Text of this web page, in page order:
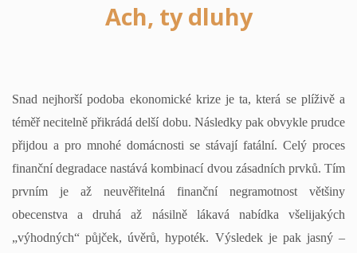
Ach, ty dluhy
Snad nejhorší podoba ekonomické krize je ta, která se plíživě a
téměř necitelně přikrádá delší dobu. Následky pak obvykle prudce
přijdou a pro mnohé domácnosti se stávají fatální. Celý proces
finanční degradace nastává kombinací dvou zásadních prvků. Tím
prvním je až neuvěřitelná finanční negramotnost většiny
obecenstva a druhá až násilně lákavá nabídka všelijakých
„výhodných“ půjček, úvěrů, hypoték. Výsledek je pak jasný –